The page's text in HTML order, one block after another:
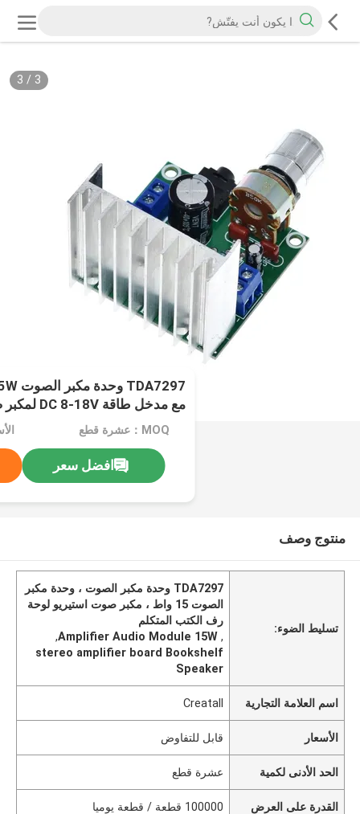
3
/
3
مع مدخل طاقة DC 8-18V لمكبر صوت رف الكتب
MOQ：عشرة قطع
افضل سعر
منتوج وصف
تسليط الضوء:
TDA7297 وحدة مكبر الصوت ، وحدة مكبر
الصوت 15 واط ، مكبر صوت استيريو لوحة
رف الكتب المتكلم
,
Amplifier Audio Module 15W
,
stereo amplifier board Bookshelf
Speaker
اسم العلامة التجارية Creatall
الأسعار قابل للتفاوض
الحد الأدنى لكمية عشرة قطع
القدرة على العرض 100000 قطعة / قطعة يوميا